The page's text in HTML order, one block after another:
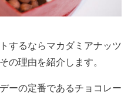
するならマカダミアナッツ
の理由を紹介します。
ーの定番であるチョコレー